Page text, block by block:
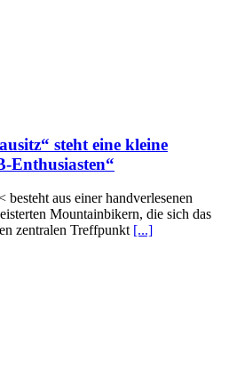
steht eine kleine
Enthusiasten“
aus einer handverlesenen
Mountainbikern, die sich das
zentralen Treffpunkt [...]